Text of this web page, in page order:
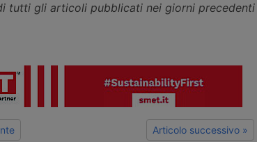
tutti gli articoli pubblicati nei giorni
Articolo successivo »